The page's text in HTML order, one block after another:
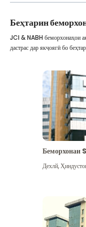
Беҳтарин
JCI & NABH беморхонаҳои
дастрас дар якҷоягӣ бо
Дехлй,